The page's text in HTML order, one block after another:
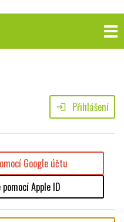
login Přihlášení
Google účtu
Apple ID